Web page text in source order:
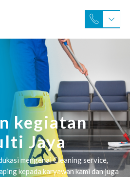
kegiatan
Jaya
mengenai Cleaning service,
kepada karyawan kami dan juga